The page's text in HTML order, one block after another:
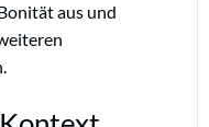
aus und